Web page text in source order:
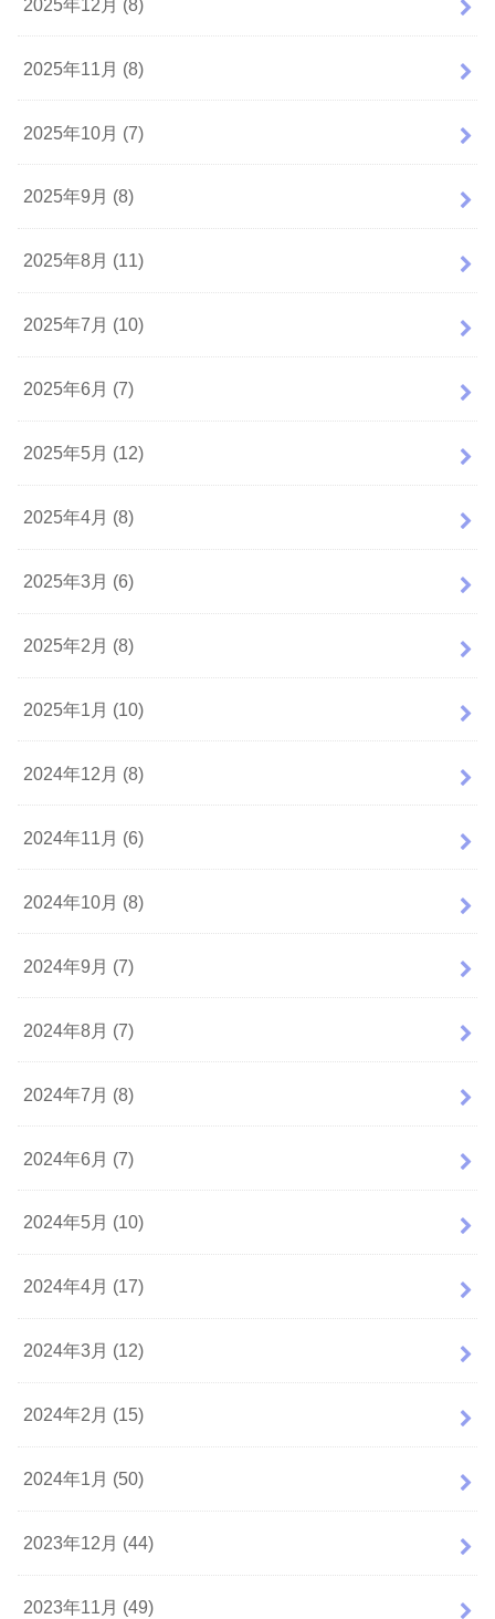
2025年12月 (8)
2025年11月 (8)
2025年10月 (7)
2025年9月 (8)
2025年8月 (11)
2025年7月 (10)
2025年6月 (7)
2025年5月 (12)
2025年4月 (8)
2025年3月 (6)
2025年2月 (8)
2025年1月 (10)
2024年12月 (8)
2024年11月 (6)
2024年10月 (8)
2024年9月 (7)
2024年8月 (7)
2024年7月 (8)
2024年6月 (7)
2024年5月 (10)
2024年4月 (17)
2024年3月 (12)
2024年2月 (15)
2024年1月 (50)
2023年12月 (44)
2023年11月 (49)